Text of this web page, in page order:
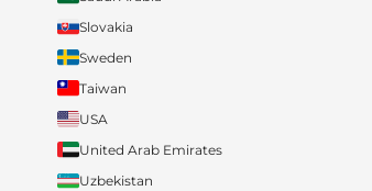
Slovakia
Sweden
Taiwan
USA
United Arab Emirates
Uzbekistan